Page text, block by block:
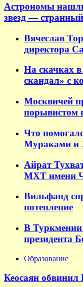
Астрономы
звезд —
Вячеслав
директора
На скачках
скандал» с
Москвичей
порывистом
Что
Мураками и
Айрат
МХТ имени
Вильфанд
потепление
В Туркмении
президента
Образование
Кеосаян обвинил